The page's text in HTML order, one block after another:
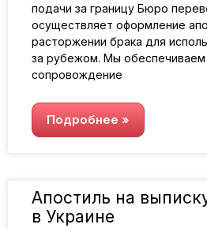
подачи за границу Бюро
осуществляет оформление
расторжении брака для
за рубежом. Мы обеспечиваем
сопровождение
Подробнее »
Апостиль на
в Украине